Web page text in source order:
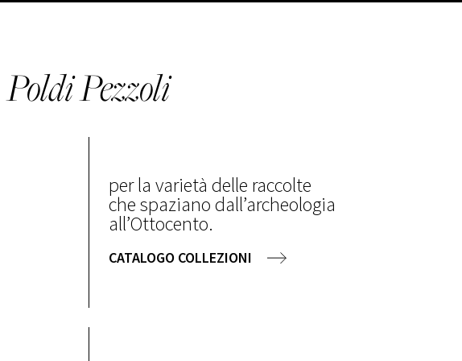
Poldi Pezzoli
per la varietà delle raccolte
che spaziano dall’archeologia
all’Ottocento.
CATALOGO COLLEZIONI